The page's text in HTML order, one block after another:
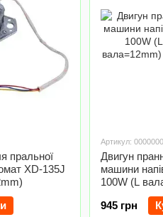
пральної
XD-135J
Артикул:
Двигун
машини
100W (L
вала=12mm)
945 грн